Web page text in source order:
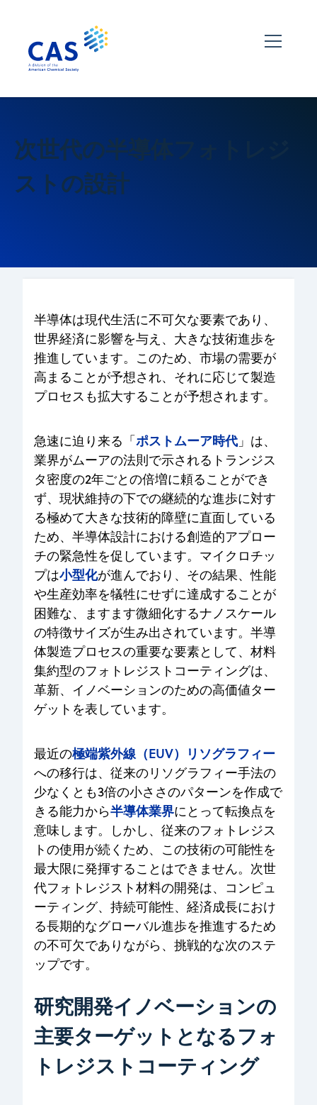
次世代の半導体フォトレジ
ストの設計
半導体は現代生活に不可欠な要素であり、
世界経済に影響を与え、大きな技術進歩を
推進しています。このため、市場の需要が
高まることが予想され、それに応じて製造
プロセスも拡大することが予想されます。
急速に迫り来る「ポストムーア時代 」は、
業界がムーアの法則で示されるトランジス
タ密度の2年ごとの倍増に頼ることができ
ず、現状維持の下での継続的な進歩に対す
る極めて大きな技術的障壁に直面している
ため、半導体設計における創造的アプロー
チの緊急性を促しています。マイクロチッ
プは小型化が進んでおり、その結果、性能
や生産効率を犠牲にせずに達成することが
困難な、ますます微細化するナノスケール
の特徴サイズが生み出されています。半導
体製造プロセスの重要な要素として、材料
集約型のフォトレジストコーティングは、
革新、イノベーションのための高価値ター
ゲットを表しています。
最近の極端紫外線（EUV）リソグラフィー
への移行は、従来のリソグラフィー手法の
少なくとも3倍の小ささのパターンを作成で
きる能力から半導体業界にとって転換点を
意味します。しかし、従来のフォトレジス
トの使用が続くため、この技術の可能性を
最大限に発揮することはできません。次世
代フォトレジスト材料の開発は、コンピュ
ーティング、持続可能性、経済成長におけ
る長期的なグローバル進歩を推進するため
の不可欠でありながら、挑戦的な次のステ
ップです。
研究開発イノベーションの
主要ターゲットとなるフォ
トレジストコーティング